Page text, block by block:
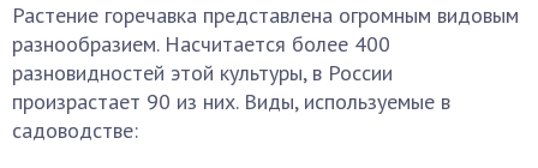
Растение горечавка представлена огромным видовым
разнообразием. Насчитается более 400
разновидностей этой культуры, в России
произрастает 90 из них. Виды, используемые в
садоводстве: